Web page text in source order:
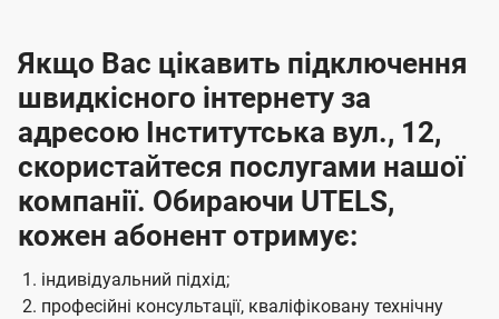
Якщо Вас цікавить підключення
швидкісного інтернету за
адресою Інститутська вул., 12,
скористайтеся послугами нашої
компанії. Обираючи UTELS,
кожен абонент отримує:
індивідуальний підхід;
професійні консультації, кваліфіковану технічну